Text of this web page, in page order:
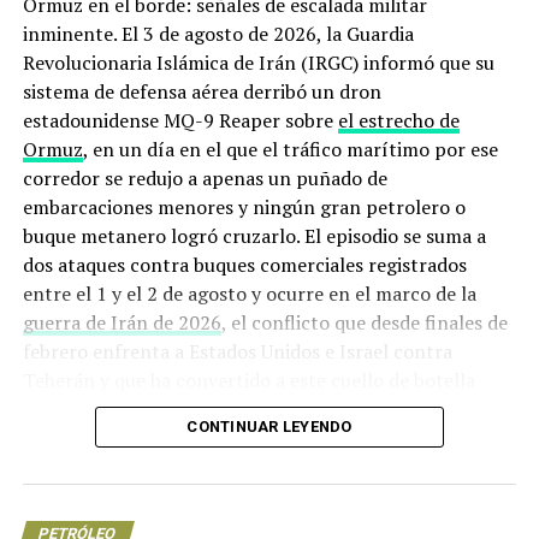
plan oficial de reducir importaciones de combustibles. Si
el calendario se recorre o los costos se disparan, el
golpe se sentirá en la caja de la empresa y en la
disponibilidad de combustibles para el mercado interno.
Más allá del sexenio
En los documentos de planeación, Trion y Zama figuran
entre los 12 proyectos estratégicos para el periodo
2025‑2030, con la meta de mantener la producción de
petróleo y llevar el gas natural a alrededor de 4 mil 500
millones de pies cúbicos diarios. Junto con Ixachi, Bakté
sin mucha prisa, opciones de transición energética.
inminente. El 3 de agosto de 2026, la Guardia
Revolucionaria Islámica de Irán (IRGC) informó que su
sistema de defensa aérea derribó un dron
estadounidense MQ-9 Reaper sobre el estrecho de
Ormuz, en un día en el que el tráfico marítimo por ese
corredor se redujo a apenas un puñado de
embarcaciones menores y ningún gran petrolero o
buque metanero logró cruzarlo. El episodio se suma a
dos ataques contra buques comerciales registrados
entre el 1 y el 2 de agosto y ocurre en el marco de la
guerra de Irán de 2026, el conflicto que desde finales de
febrero enfrenta a Estados Unidos e Israel contra
marítimo en uno de los puntos más peligrosos del
Origen de la crisis: de los ataques
CONTINUAR LEYENDO
PETRÓLEO